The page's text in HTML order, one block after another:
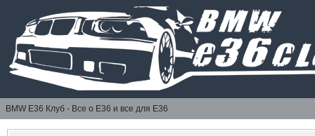
BMW E36 Клуб - Все о Е36 и все для Е36